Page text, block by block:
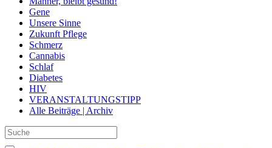
Gene
Unsere Sinne
Zukunft Pflege
Schmerz
Cannabis
Schlaf
Diabetes
HIV
VERANSTALTUNGSTIPP
Alle Beiträge | Archiv